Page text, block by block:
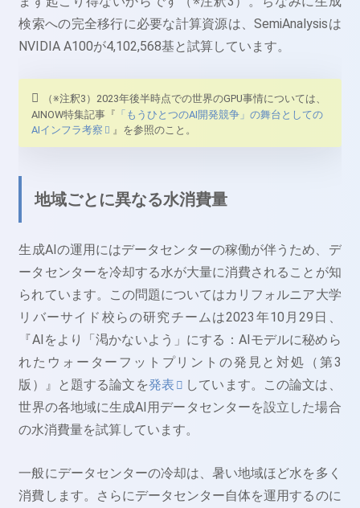
検索への完全移行に必要な計算資源は、SemiAnalysisは
NVIDIA A100が4,102,568基と試算しています。
（※注釈3）2023年後半時点での世界のGPU事情については、
AINOW特集記事『 「もうひとつのAI開発競争」の舞台としての
AIインフラ考察
』を参照のこと。
地域ごとに異なる水消費量
生成AIの運用にはデータセンターの稼働が伴うため、デ
ータセンターを冷却する水が大量に消費されることが知
られています。この問題についてはカリフォルニア大学
リバーサイド校らの研究チームは2023年10月29日、
『AIをより「渇かないよう」にする：AIモデルに秘めら
れたウォーターフットプリントの発見と対処（第3
版）』と題する論文を発表
しています。この論文は、
世界の各地域に生成AI用データセンターを設立した場合
の水消費量を試算しています。
一般にデータセンターの冷却は、暑い地域ほど水を多く
消費します。さらにデータセンター自体を運用するのに